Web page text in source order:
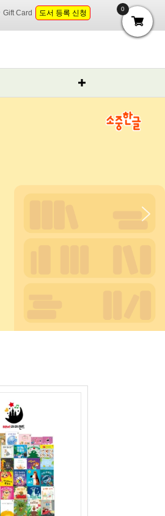
Gift Card 도서 등록 신청 0